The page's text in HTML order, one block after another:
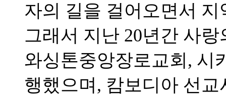
자의 길을 걸어오면서
그래서 지난 20년간 사
와싱톤중앙장로교회, 시
행했으며, 캄보디아 선